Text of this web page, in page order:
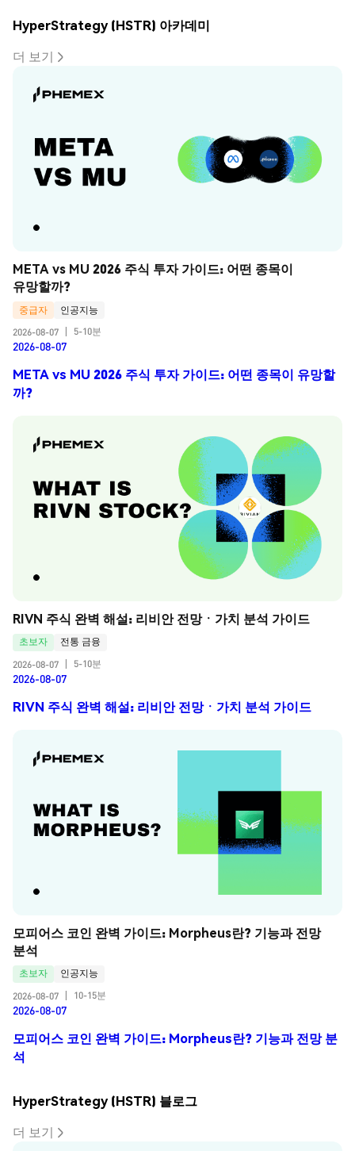
HyperStrategy (HSTR) 아카데미
더 보기
META vs MU 2026 주식 투자 가이드: 어떤 종목이
유망할까?
중급자
인공지능
2026-08-07
5-10분
2026-08-07
META vs MU 2026 주식 투자 가이드: 어떤 종목이 유망할
까?
RIVN 주식 완벽 해설: 리비안 전망ㆍ가치 분석 가이드
초보자
전통 금융
2026-08-07
5-10분
2026-08-07
RIVN 주식 완벽 해설: 리비안 전망ㆍ가치 분석 가이드
모피어스 코인 완벽 가이드: Morpheus란? 기능과 전망
분석
초보자
인공지능
2026-08-07
10-15분
2026-08-07
모피어스 코인 완벽 가이드: Morpheus란? 기능과 전망 분
석
HyperStrategy (HSTR) 블로그
더 보기